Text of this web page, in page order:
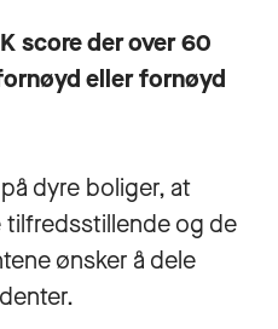
score der over 60
eller fornøyd
dyre boliger, at
og de
ønsker å dele